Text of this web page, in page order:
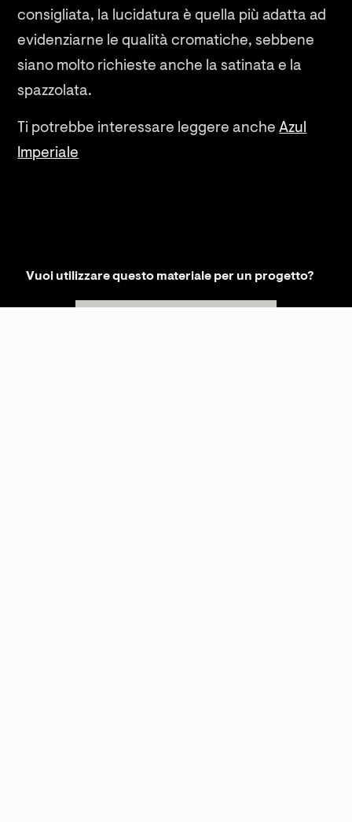
consigliata, la lucidatura è quella più adatta ad
evidenziarne le qualità cromatiche, sebbene
siano molto richieste anche la satinata e la
spazzolata.
Ti potrebbe interessare leggere ancheAzul
Imperiale
Vuoi utilizzare questo materiale per un progetto?